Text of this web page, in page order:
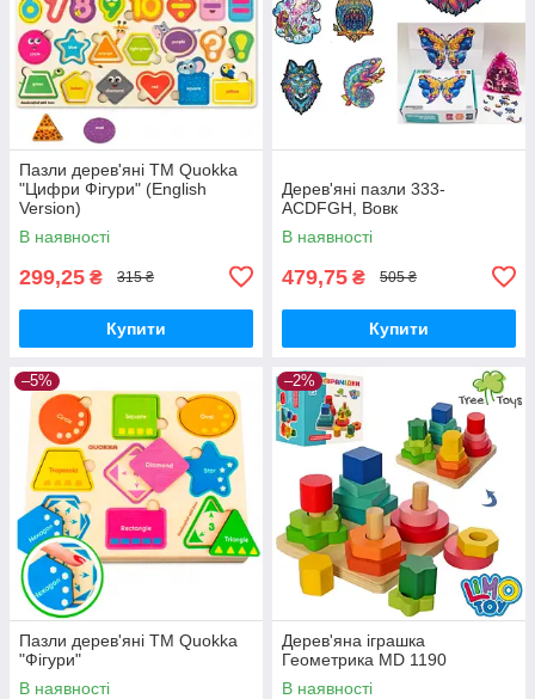
Пазли дерев'яні ТМ Quokka
"Цифри Фігури" (English
Version)
В наявності
299,25 ₴ 315 ₴
Купити
Дерев'яні пазли 333-
ACDFGH, Вовк
В наявності
479,75 ₴ 505 ₴
Купити
–5%
Пазли дерев'яні ТМ Quokka
"Фігури"
В наявності
–2%
Дерев'яна іграшка
Геометрика MD 1190
В наявності